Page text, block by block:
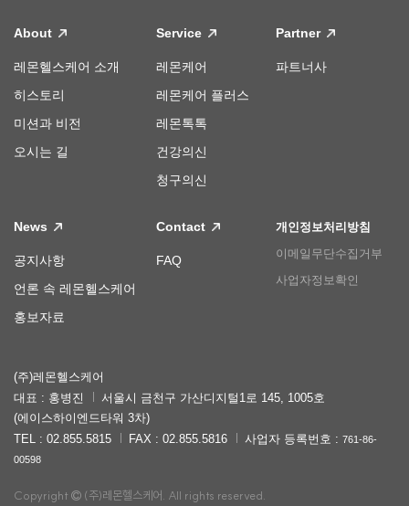
About
레몬헬스케어 소개
히스토리
미션과 비전
오시는 길
Service
레몬케어
레몬케어 플러스
레몬톡톡
건강의신
청구의신
Partner
파트너사
News
공지사항
언론 속 레몬헬스케어
홍보자료
Contact
FAQ
개인정보처리방침
이메일무단수집거부
사업자정보확인
(주)레몬헬스케어
대표 : 홍병진
서울시 금천구 가산디지털1로 145, 1005호
(에이스하이엔드타워 3차)
TEL : 02.855.5815
FAX : 02.855.5816 사업자 등록번호 : 761-86-
00598
Copyright (주)레몬헬스케어. All rights reserved.